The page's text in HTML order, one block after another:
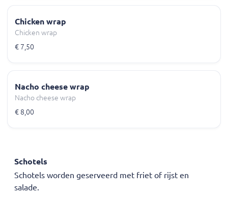
Chicken wrap
Chicken wrap
€ 7,50
Nacho cheese wrap
Nacho cheese wrap
€ 8,00
Schotels
Schotels worden geserveerd met friet of rijst en
salade.